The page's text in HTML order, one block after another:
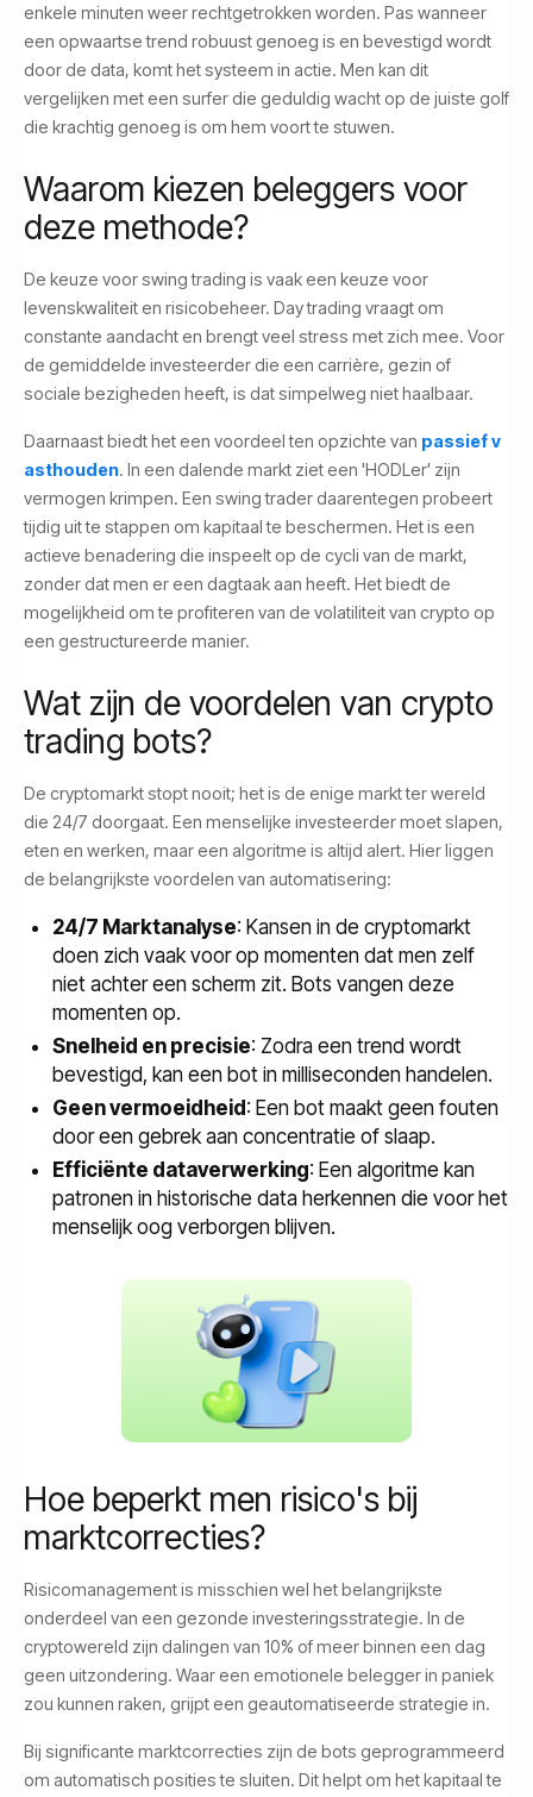
enkele minuten weer rechtgetrokken worden. Pas wanneer
een opwaartse trend robuust genoeg is en bevestigd wordt
door de data, komt het systeem in actie. Men kan dit
vergelijken met een surfer die geduldig wacht op de juiste golf
die krachtig genoeg is om hem voort te stuwen.
Waarom kiezen beleggers voor
deze methode?
De keuze voor swing trading is vaak een keuze voor
levenskwaliteit en risicobeheer. Day trading vraagt om
constante aandacht en brengt veel stress met zich mee. Voor
de gemiddelde investeerder die een carrière, gezin of
sociale bezigheden heeft, is dat simpelweg niet haalbaar.
Daarnaast biedt het een voordeel ten opzichte van passief v
asthouden. In een dalende markt ziet een 'HODLer' zijn
vermogen krimpen. Een swing trader daarentegen probeert
tijdig uit te stappen om kapitaal te beschermen. Het is een
actieve benadering die inspeelt op de cycli van de markt,
zonder dat men er een dagtaak aan heeft. Het biedt de
mogelijkheid om te profiteren van de volatiliteit van crypto op
een gestructureerde manier.
Wat zijn de voordelen van crypto
trading bots?
De cryptomarkt stopt nooit; het is de enige markt ter wereld
die 24/7 doorgaat. Een menselijke investeerder moet slapen,
eten en werken, maar een algoritme is altijd alert. Hier liggen
de belangrijkste voordelen van automatisering:
24/7 Marktanalyse: Kansen in de cryptomarkt
doen zich vaak voor op momenten dat men zelf
niet achter een scherm zit. Bots vangen deze
momenten op.
Snelheid en precisie: Zodra een trend wordt
bevestigd, kan een bot in milliseconden handelen.
Geen vermoeidheid : Een bot maakt geen fouten
door een gebrek aan concentratie of slaap.
Efficiënte dataverwerking: Een algoritme kan
patronen in historische data herkennen die voor het
menselijk oog verborgen blijven.
Hoe beperkt men risico's bij
marktcorrecties?
Risicomanagement is misschien wel het belangrijkste
onderdeel van een gezonde investeringsstrategie. In de
cryptowereld zijn dalingen van 10% of meer binnen een dag
geen uitzondering. Waar een emotionele belegger in paniek
zou kunnen raken, grijpt een geautomatiseerde strategie in.
Bij significante marktcorrecties zijn de bots geprogrammeerd
om automatisch posities te sluiten. Dit helpt om het kapitaal te